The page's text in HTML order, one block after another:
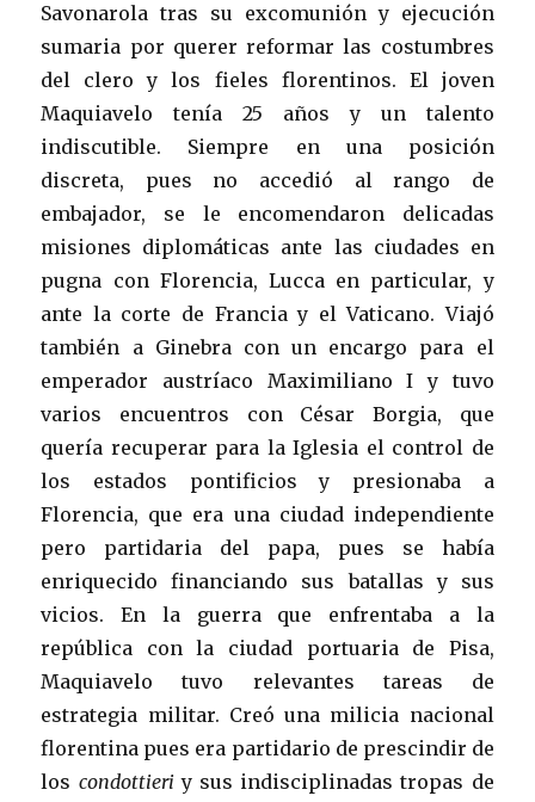
Savonarola tras su excomunión y ejecución
sumaria por querer reformar las costumbres
del clero y los fieles florentinos. El joven
Maquiavelo tenía 25 años y un talento
indiscutible. Siempre en una posición
discreta, pues no accedió al rango de
embajador, se le encomendaron delicadas
misiones diplomáticas ante las ciudades en
pugna con Florencia, Lucca en particular, y
ante la corte de Francia y el Vaticano. Viajó
también a Ginebra con un encargo para el
emperador austríaco Maximiliano I y tuvo
varios encuentros con César Borgia, que
quería recuperar para la Iglesia el control de
los estados pontificios y presionaba a
Florencia, que era una ciudad independiente
pero partidaria del papa, pues se había
enriquecido financiando sus batallas y sus
vicios. En la guerra que enfrentaba a la
república con la ciudad portuaria de Pisa,
Maquiavelo tuvo relevantes tareas de
estrategia militar. Creó una milicia nacional
florentina pues era partidario de prescindir de
los condottieri y sus indisciplinadas tropas de